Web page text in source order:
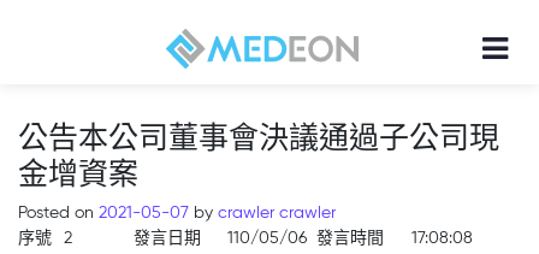
公告本公司董事會決議通過子公司現
金增資案
Posted on 2021-05-07 by crawler crawler
序號
2 發言日期 110/05/06 發言時間
17:08:08